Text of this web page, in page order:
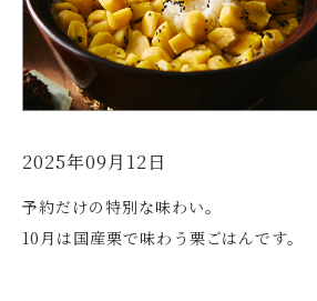
2025年09月12日
予約だけの特別な味わい。
10月は国産栗で味わう栗ごはんです。